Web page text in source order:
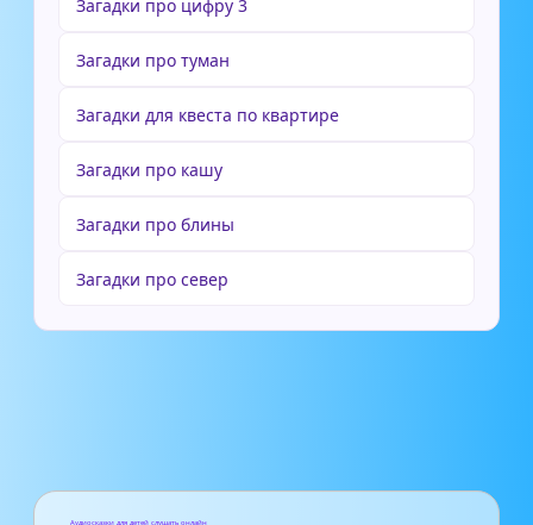
Загадки про цифру 3
Загадки про туман
Загадки для квеста по квартире
Загадки про кашу
Загадки про блины
Загадки про север